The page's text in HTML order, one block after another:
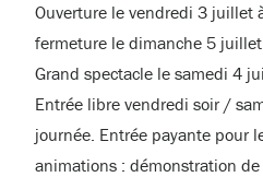
Ouverture le vendredi 3 juillet
fermeture le dimanche 5
Grand spectacle le samedi 4
Entrée libre vendredi soir /
journée. Entrée payante pour
animations : démonstration